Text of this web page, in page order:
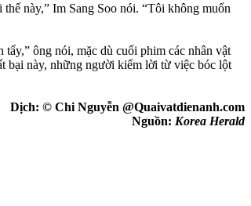
này,” Im Sang Soo nói. “Tôi không muốn
ông nói, mặc dù cuối phim các nhân vật
bại này, những người kiếm lời từ việc bóc lột
Dịch: © Chi Nguyễn @Quaivatdienanh.com
Nguồn: Korea Herald